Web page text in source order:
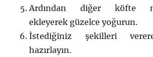
Ardından diğer köfte
ekleyerek güzelce yoğurun.
İstediğiniz şekilleri
hazırlayın.